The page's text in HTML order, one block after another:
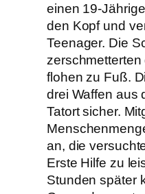
einen 19-
den Kopf und
Teenager. Die
flohen zu Fuß.
drei Waffen aus
Tatort sicher.
an, die
Erste Hilfe zu
Stunden später